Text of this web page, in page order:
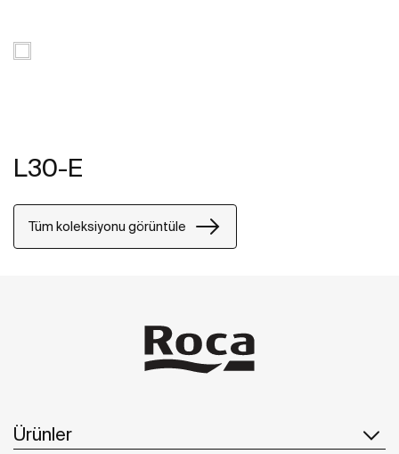
L30-E
Tüm koleksiyonu görüntüle
Ürünler